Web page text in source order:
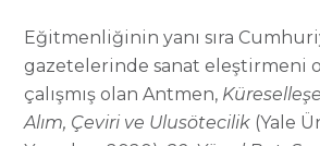
Eğitmenliğinin yanı sıra
gazetelerinde sanat eleştirmeni
çalışmış olan Antmen,
Alım, Çeviri ve Ulusötecilik (Yale